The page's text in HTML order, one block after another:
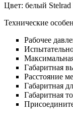
Цвет: белый Stelrad
Технические
Рабочее
Габаритная
Расстояние
Габаритная
Габаритная